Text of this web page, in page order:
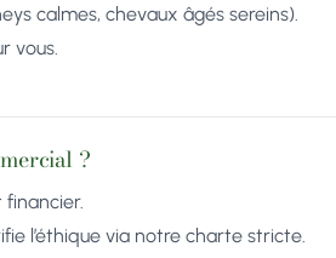
calmes, chevaux âgés sereins).
vous.
?
financier.
l’éthique via notre charte stricte.